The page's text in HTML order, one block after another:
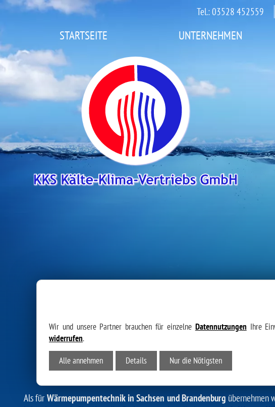
Tel.: 03528 452559
STARTSEITE UNTERNEHMEN
INSTALLATION & WARTUNG
Als für Wärmepumpentechnik in Sachsen und Brandenburg übernehmen
Wir und unsere Partner brauchen für einzelne Datennutzungen Ihre
widerrufen.
Alle annehmen
Details Nur die Nötigsten